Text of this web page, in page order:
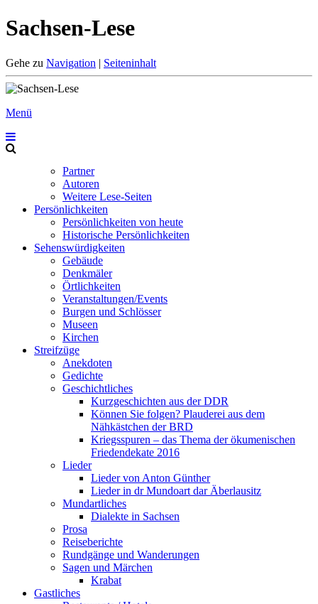
Sachsen-Lese
Gehe zu Navigation | Seiteninhalt
Menü
Partner
Autoren
Weitere Lese-Seiten
Persönlichkeiten
Persönlichkeiten von heute
Historische Persönlichkeiten
Sehenswürdigkeiten
Gebäude
Denkmäler
Örtlichkeiten
Veranstaltungen/Events
Burgen und Schlösser
Museen
Kirchen
Streifzüge
Anekdoten
Gedichte
Geschichtliches
Kurzgeschichten aus der DDR
Können Sie folgen? Plauderei aus dem
Nähkästchen der BRD
Kriegsspuren – das Thema der ökumenischen
Friedendekate 2016
Lieder
Lieder von Anton Günther
Lieder in dr Mundoart dar Äberlausitz
Mundartliches
Dialekte in Sachsen
Prosa
Reiseberichte
Rundgänge und Wanderungen
Sagen und Märchen
Krabat
Gastliches